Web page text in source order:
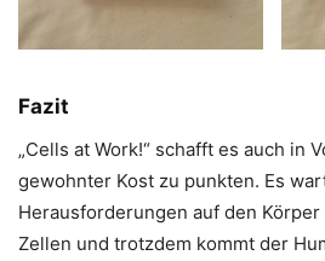
Fazit
„Cells at Work!“ schafft es auch in
gewohnter Kost zu punkten. Es
Herausforderungen auf den
Zellen und trotzdem kommt der